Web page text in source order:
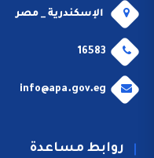
الإسكندرية _ مصر
16583
info@apa.gov.eg
روابط مساعدة